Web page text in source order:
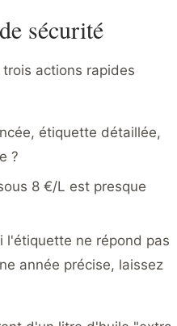
sécurité
actions rapides
étiquette détaillée,
?
8 €/L est presque
l'étiquette ne répond pas
année précise, laissez